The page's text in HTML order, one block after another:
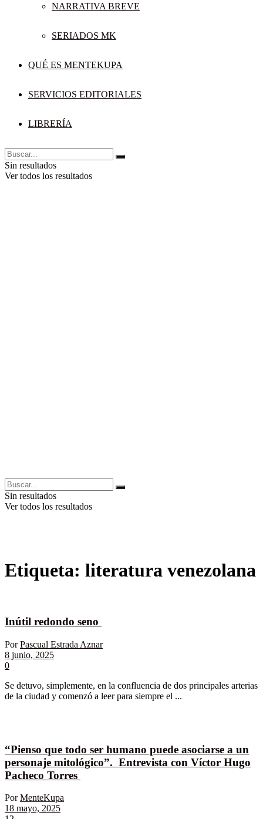
NARRATIVA BREVE
SERIADOS MK
QUÉ ES MENTEKUPA
SERVICIOS EDITORIALES
LIBRERÍA
Sin resultados
Ver todos los resultados
Sin resultados
Ver todos los resultados
Etiqueta: literatura venezolana
Inútil redondo seno
Por Pascual Estrada Aznar
8 junio, 2025
0
Se detuvo, simplemente, en la confluencia de dos principales arterias
de la ciudad y comenzó a leer para siempre el ...
“Pienso que todo ser humano puede asociarse a un
personaje mitológico”. Entrevista con Víctor Hugo
Pacheco Torres
Por MenteKupa
18 mayo, 2025